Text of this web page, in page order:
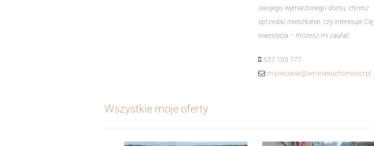
swojego wymarzonego domu, chcesz
sprzedać mieszkanie, czy interesuje Cię
inwestycja – możesz mi zaufać.
537 103 777
m.piwowar@wronieruchomosci.pl
Wszystkie moje oferty